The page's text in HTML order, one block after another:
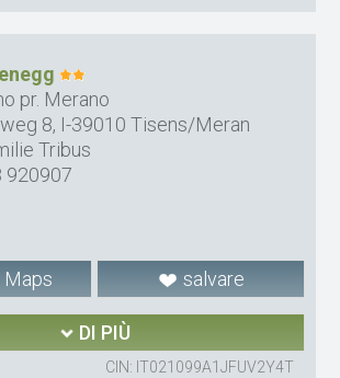
pr. Merano
8, I-39010 Tisens/Meran
Tribus
920907
Maps salvare
DI PIÙ
CIN: IT021099A1JFUV2Y4T